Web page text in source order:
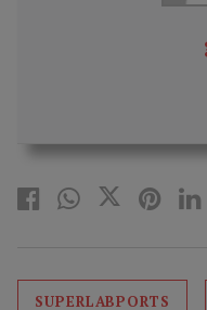
SUPERLABPORTS